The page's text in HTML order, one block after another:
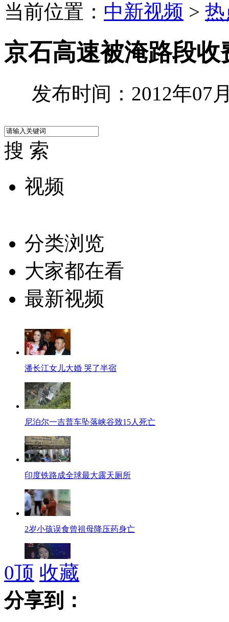
当前位置： 中新视频 >
京石高速被淹路段
发布时间：2012年07
搜 索
视频
分类浏览
大家都在看
最新视频
潘长江女儿大婚 哭了半宿
尼泊尔一吉普车坠落峡谷致15人死亡
印度铁路成全球最大露天厕所
2岁小孩误食曾祖母降压药身亡
泰国辣妹惊艳红歌会
0顶 收藏
分享到：